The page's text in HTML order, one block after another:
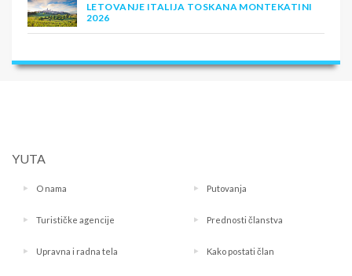
LETOVANJE ITALIJA TOSKANA MONTEKATINI
2026
YUTA
O nama Putovanja
Turističke agencije Prednosti članstva
Upravna i radna tela Kako postati član